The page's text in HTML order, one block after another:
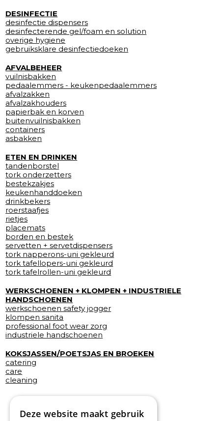
DESINFECTIE
desinfectie dispensers
desinfecterende gel/foam en solution
overige hygiene
gebruiksklare desinfectiedoeken
AFVALBEHEER
vuilnisbakken
pedaalemmers - keukenpedaalemmers
afvalzakken
afvalzakhouders
papierbak en korven
buitenvuilnisbakken
containers
asbakken
ETEN EN DRINKEN
tandenborstel
tork onderzetters
bestekzakjes
keukenhanddoeken
drinkbekers
roerstaafjes
rietjes
placemats
borden en bestek
servetten + servetdispensers
tork napperons-uni gekleurd
tork tafellopers-uni gekleurd
tork tafelrollen-uni gekleurd
WERKSCHOENEN + KLOMPEN + INDUSTRIELE
HANDSCHOENEN
werkschoenen safety jogger
klompen sanita
professional foot wear zorg
industriele handschoenen
KOKSJASSEN/POETSJAS EN BROEKEN
catering
care
cleaning
Deze website maakt gebruik